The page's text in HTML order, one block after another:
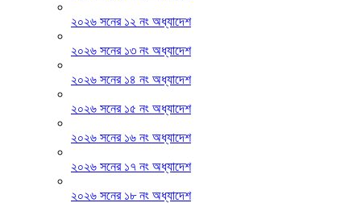
২০২৬ সনের ১২ নং অধ্যাদেশ
২০২৬ সনের ১৩ নং অধ্যাদেশ
২০২৬ সনের ১৪ নং অধ্যাদেশ
২০২৬ সনের ১৫ নং অধ্যাদেশ
২০২৬ সনের ১৬ নং অধ্যাদেশ
২০২৬ সনের ১৭ নং অধ্যাদেশ
২০২৬ সনের ১৮ নং অধ্যাদেশ